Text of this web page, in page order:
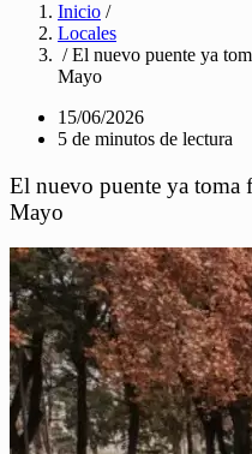
Inicio /
Locales
/ El nuevo puente ya
Mayo
15/06/2026
5 de minutos de lectura
El nuevo puente ya toma
Mayo